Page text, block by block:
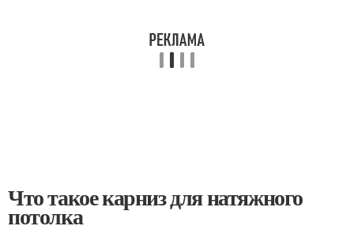
Что такое карниз для натяжного
потолка